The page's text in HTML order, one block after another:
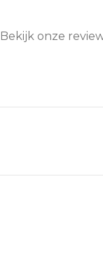
onze